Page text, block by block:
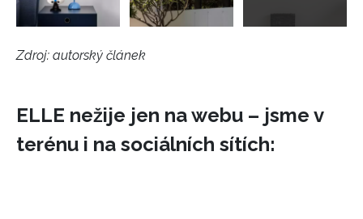
Zdroj: autorský článek
ELLE nežije jen na webu – jsme v
terénu i na sociálních sítích: